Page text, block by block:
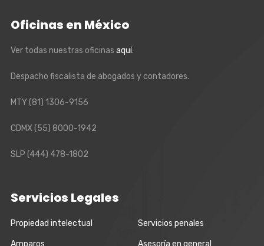
Oficinas en México
Ver todas nuestras oficinas aquí.
Despacho fiscalista de abogados y contadores.
MTY(81) 1306-9156
CDMX(55) 8000-1942
SLP (444) 478-1802
Servicios Legales
Propiedad intelectual Servicios penales
Amparos Asesoría en general